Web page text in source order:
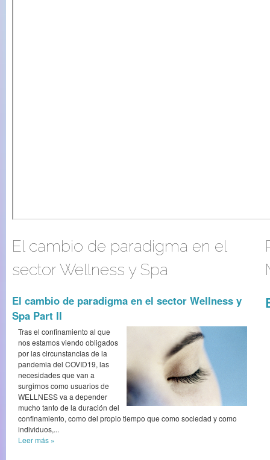
El cambio de paradigma en el
sector Wellness y Spa
El cambio de paradigma en el sector Wellness y
Spa Part II
Tras el confinamiento al que
nos estamos viendo obligados
por las circunstancias de la
pandemia del COVID19, las
necesidades que van a
surgirnos como usuarios de
WELLNESS va a depender
mucho tanto de la duración del
confinamiento, como del propio tiempo que como sociedad y como
individuos,...
Leer más »